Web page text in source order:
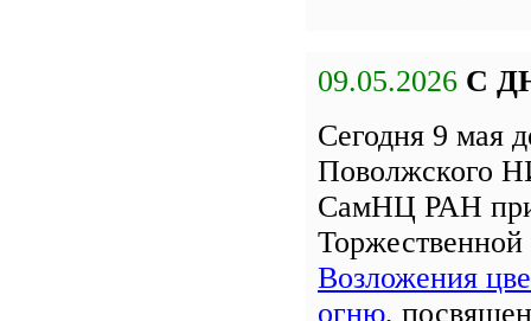
09.05.2026 С
Сегодня 9 мая
Поволжского
СамНЦ РАН
Возложения
огню,